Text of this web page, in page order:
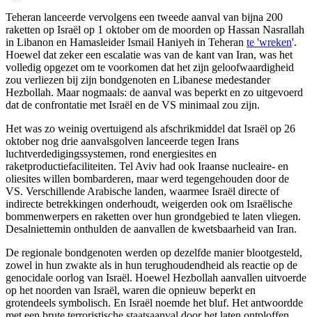
Teheran lanceerde vervolgens een tweede aanval van bijna 200
raketten op Israël op 1 oktober om de moorden op Hassan Nasrallah
in Libanon en Hamasleider Ismail Haniyeh in Teheran te 'wreken'.
Hoewel dat zeker een escalatie was van de kant van Iran, was het
volledig opgezet om te voorkomen dat het zijn geloofwaardigheid
zou verliezen bij zijn bondgenoten en Libanese medestander
Hezbollah. Maar nogmaals: de aanval was beperkt en zo uitgevoerd
dat de confrontatie met Israël en de VS minimaal zou zijn.
Het was zo weinig overtuigend als afschrikmiddel dat Israël op 26
oktober nog drie aanvalsgolven lanceerde tegen Irans
luchtverdedigingssystemen, rond energiesites en
raketproductiefaciliteiten. Tel Aviv had ook Iraanse nucleaire- en
oliesites willen bombarderen, maar werd tegengehouden door de
VS. Verschillende Arabische landen, waarmee Israël directe of
indirecte betrekkingen onderhoudt, weigerden ook om Israëlische
bommenwerpers en raketten over hun grondgebied te laten vliegen.
Desalniettemin onthulden de aanvallen de kwetsbaarheid van Iran.
De regionale bondgenoten werden op dezelfde manier blootgesteld,
zowel in hun zwakte als in hun terughoudendheid als reactie op de
genocidale oorlog van Israël. Hoewel Hezbollah aanvallen uitvoerde
op het noorden van Israël, waren die opnieuw beperkt en
grotendeels symbolisch. En Israël noemde het bluf. Het antwoordde